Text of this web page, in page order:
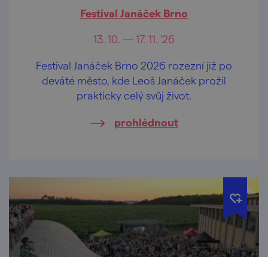
Festival Janáček Brno
13. 10. — 17. 11. '26
Festival Janáček Brno 2026 rozezní již po
deváté město, kde Leoš Janáček prožil
prakticky celý svůj život.
prohlédnout